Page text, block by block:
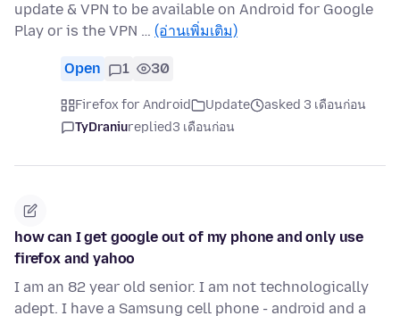
update & VPN to be available on Android for Google
Play or is the VPN … (อ่านเพิ่มเติม)
Open 1 30
Firefox for Android Update
asked 3 เดือนก่อน
TyDraniureplied3 เดือนก่อน
how can I get google out of my phone and only use
firefox and yahoo
I am an 82 year old senior. I am not technologically
adept. I have a Samsung cell phone - android and a